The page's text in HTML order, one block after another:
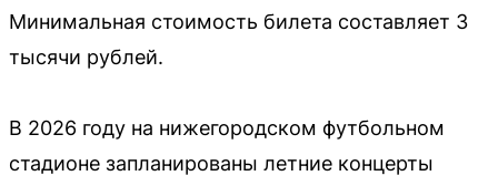
Минимальная стоимость билета составляет 3
тысячи рублей.
В 2026 году на нижегородском футбольном
стадионе запланированы летние концерты